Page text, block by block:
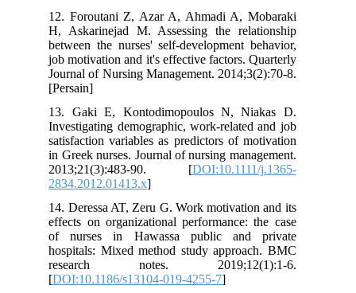
12. Foroutani Z, Azar A, Ahmadi A, Mobaraki
H, Askarinejad M. Assessing the relationship
between the nurses' self-development behavior,
job motivation and it's effective factors. Quarterly
Journal of Nursing Management. 2014;3(2):70-8.
[Persain]
13. Gaki E, Kontodimopoulos N, Niakas D.
Investigating demographic, work‐related and job
satisfaction variables as predictors of motivation
in Greek nurses. Journal of nursing management.
2013;21(3):483-90. [DOI:10.1111/j.1365-
2834.2012.01413.x
14. Deressa AT, Zeru G. Work motivation and its
effects on organizational performance: the case
of nurses in Hawassa public and private
hospitals: Mixed method study approach. BMC
research notes. 2019;12(1):1-6.
[DOI:10.1186/s13104-019-4255-7